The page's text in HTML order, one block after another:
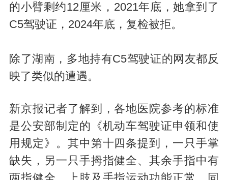
的小臂剩约12厘米，2021年底，她拿到了
C5驾驶证，2024年底，复检被拒。
除了湖南，多地持有C5驾驶证的网友都反
映了类似的遭遇。
新京报记者了解到，各地医院参考的标准
是公安部制定的《机动车驾驶证申领和使
用规定》。其中第十四条提到，一只手掌
缺失，另一只手拇指健全、其余手指中有